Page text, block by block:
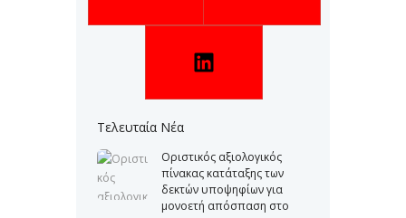
Τελευταία Νέα
Οριστικός αξιολογικός
πίνακας κατάταξης των
δεκτών υποψηφίων για
μονοετή απόσπαση στο